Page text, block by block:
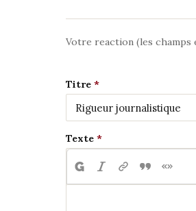
Votre reaction (les
Titre
Texte